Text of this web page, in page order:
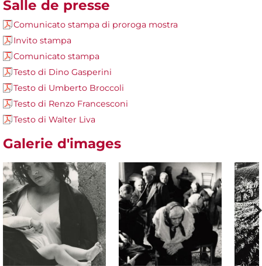
Salle de presse
Comunicato stampa di proroga mostra
Invito stampa
Comunicato stampa
Testo di Dino Gasperini
Testo di Umberto Broccoli
Testo di Renzo Francesconi
Testo di Walter Liva
Galerie d'images